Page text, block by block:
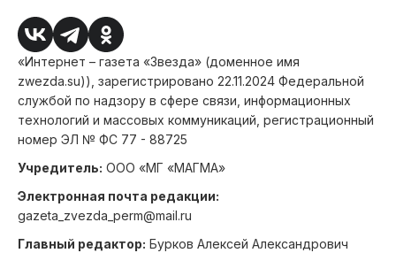
«Интернет – газета «Звезда» (доменное имя
zwezda.su)), зарегистрировано 22.11.2024 Федеральной
службой по надзору в сфере связи, информационных
технологий и массовых коммуникаций, регистрационный
номер ЭЛ № ФС 77 - 88725
Учредитель: ООО «МГ «МАГМА»
Электронная почта редакции:
gazeta_zvezda_perm@mail.ru
Главный редактор: Бурков Алексей Александрович